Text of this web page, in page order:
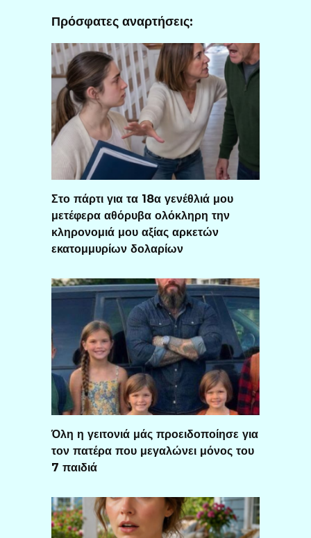
Πρόσφατες αναρτήσεις:
Στο πάρτι για τα 18α γενέθλιά μου
μετέφερα αθόρυβα ολόκληρη την
κληρονομιά μου αξίας αρκετών
εκατομμυρίων δολαρίων
Όλη η γειτονιά μάς προειδοποίησε για
τον πατέρα που μεγαλώνει μόνος του
7 παιδιά